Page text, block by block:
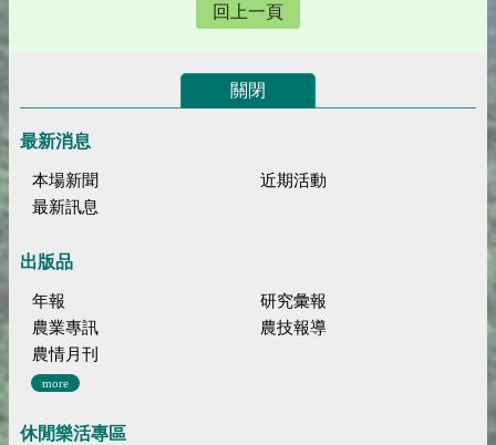
回上一頁
關閉
最新消息
本場新聞
近期活動
最新訊息
出版品
年報
研究彙報
農業專訊
農技報導
農情月刊
more
休閒樂活專區